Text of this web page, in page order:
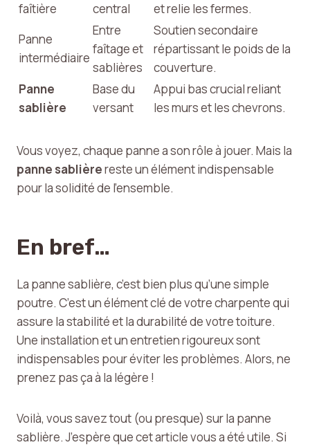
faîtière
central
et relie les fermes.
Panne
intermédiaire
Entre
faîtage et
sablières
Soutien secondaire
répartissant le poids de la
couverture.
Panne
sablière
Base du
versant
Appui bas crucial reliant
les murs et les chevrons.
Vous voyez, chaque panne a son rôle à jouer. Mais la
panne sablièrereste un élément indispensable
pour la solidité de l’ensemble.
En bref…
La panne sablière, c’est bien plus qu’une simple
poutre. C’est un élément clé de votre charpente qui
assure la stabilité et la durabilité de votre toiture.
Une installation et un entretien rigoureux sont
indispensables pour éviter les problèmes. Alors, ne
prenez pas ça à la légère !
Voilà, vous savez tout (ou presque) sur la panne
sablière. J’espère que cet article vous a été utile. Si